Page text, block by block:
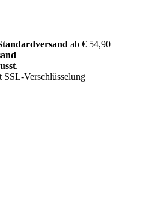
ab € 54,90
.
SSL-Verschlüsselung